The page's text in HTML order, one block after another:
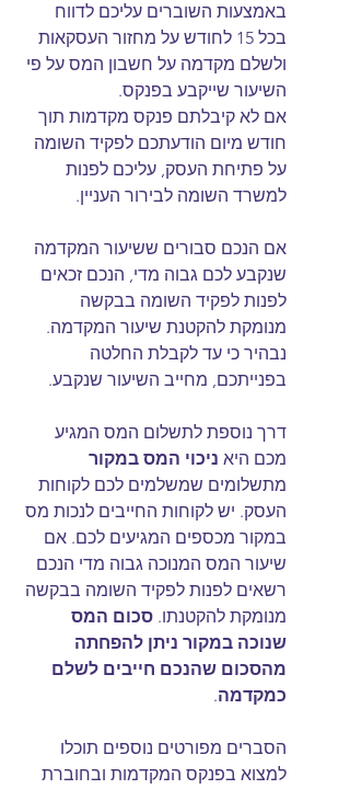
באמצעות השוברים עליכם לדווח
בכל 15 לחודש על מחזור העסקאות
ולשלם מקדמה על חשבון המס על פי
השיעור שייקבע בפנקס.
אם לא קיבלתם פנקס מקדמות תוך
חודש מיום הודעתכם לפקיד השומה
על פתיחת העסק, עליכם לפנות
למשרד השומה לבירור העניין.
אם הנכם סבורים ששיעור המקדמה
שנקבע לכם גבוה מדי, הנכם זכאים
לפנות לפקיד השומה בבקשה
מנומקת להקטנת שיעור המקדמה.
נבהיר כי עד לקבלת החלטה
בפנייתכם, מחייב השיעור שנקבע.
דרך נוספת לתשלום המס המגיע
מכם היא ניכוי המס במקור
מתשלומים שמשלמים לכם לקוחות
העסק. יש לקוחות החייבים לנכות מס
במקור מכספים המגיעים לכם. אם
שיעור המס המנוכה גבוה מדי הנכם
רשאים לפנות לפקיד השומה בבקשה
מנומקת להקטנתו. סכום המס
שנוכה במקור ניתן להפחתה
מהסכום שהנכם חייבים לשלם
כמקדמה.
הסברים מפורטים נוספים תוכלו
למצוא בפנקס המקדמות ובחוברת